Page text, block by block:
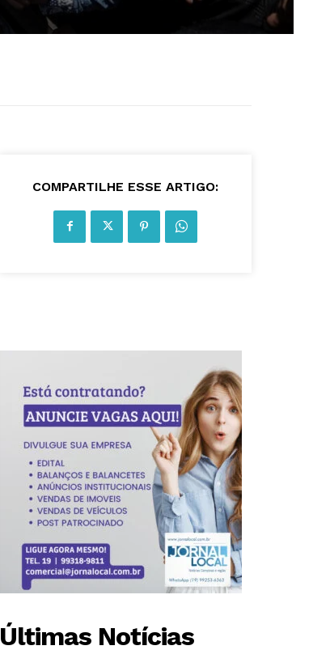
COMPARTILHE ESSE ARTIGO:
Últimas Notícias